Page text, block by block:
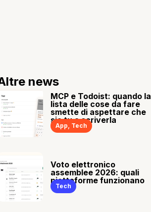
news
MCP e Todoist: quando la
lista delle cose da fare
smette di aspettare che
sia tu a scriverla
App, Tech
Voto elettronico
assemblee 2026: quali
piattaforme funzionano
Tech